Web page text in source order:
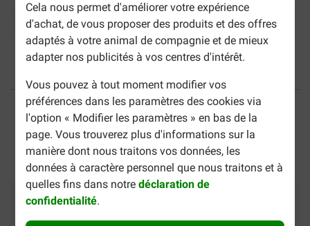
Cela nous permet d'améliorer votre expérience
d'achat, de vous proposer des produits et des offres
adaptés à votre animal de compagnie et de mieux
adapter nos publicités à vos centres d'intérêt.
Vous pouvez à tout moment modifier vos
préférences dans les paramètres des cookies via
l'option « Modifier les paramètres » en bas de la
page. Vous trouverez plus d'informations sur la
manière dont nous traitons vos données, les
données à caractère personnel que nous traitons et à
quelles fins dans notredéclaration de
confidentialité.
Créer un compte
40% moins cher
Frais de port offerts dès
Paiement sécurisé
Moyens de paiement